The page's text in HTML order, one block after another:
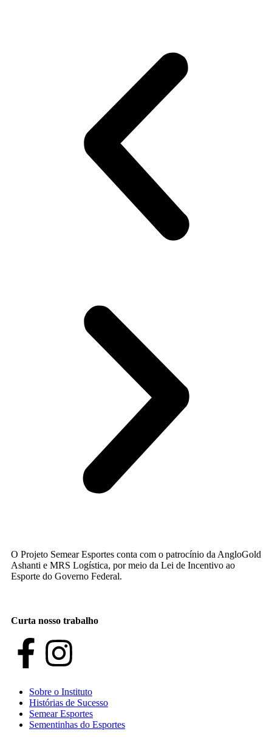
O Projeto Semear Esportes conta com o patrocínio da AngloGold
Ashanti e MRS Logística, por meio da Lei de Incentivo ao
Esporte do Governo Federal.
Curta nosso trabalho
Sobre o Instituto
Histórias de Sucesso
Semear Esportes
Sementinhas do Esportes